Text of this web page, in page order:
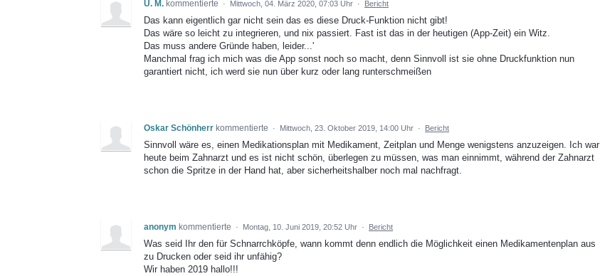
U. M. kommentierte · Mittwoch, 04. März 2020, 07:03 Uhr · Bericht
Das kann eigentlich gar nicht sein das es diese Druck-Funktion nicht gibt!
Das wäre so leicht zu integrieren, und nix passiert. Fast ist das in der heutigen (App-Zeit) ein Witz.
Das muss andere Gründe haben, leider...'
Manchmal frag ich mich was die App sonst noch so macht, denn Sinnvoll ist sie ohne Druckfunktion nun
garantiert nicht, ich werd sie nun über kurz oder lang runterschmeißen
Oskar Schönherr kommentierte · Mittwoch, 23. Oktober 2019, 14:00 Uhr · Bericht
Sinnvoll wäre es, einen Medikationsplan mit Medikament, Zeitplan und Menge wenigstens anzuzeigen. Ich war
heute beim Zahnarzt und es ist nicht schön, überlegen zu müssen, was man einnimmt, während der Zahnarzt
schon die Spritze in der Hand hat, aber sicherheitshalber noch mal nachfragt.
anonym kommentierte · Montag, 10. Juni 2019, 20:52 Uhr · Bericht
Was seid Ihr den für Schnarrchköpfe, wann kommt denn endlich die Möglichkeit einen Medikamentenplan aus
zu Drucken oder seid ihr unfähig?
Wir haben 2019 hallo!!!